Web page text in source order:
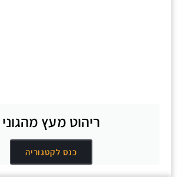
ריהוט מעץ מהגוני
כנס לקטגוריה